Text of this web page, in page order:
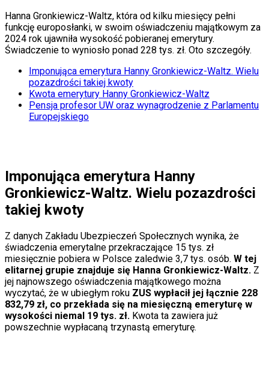
Hity internetu
Edukacja
Aktualności
Matura
Aktualności
Moda
Uroda
Porady
Święta
F1
Kolarstwo
Koszykówka
Lekkoatletyka
Nostalgia
Łamigłówki
Kartka z kalendarza
Kultowe przeboje
Porady z tamtych lat
Wtedy się działo
Silver news
Ogród
Gotowanie
Porady
Przepisy
Hanna Gronkiewicz-Waltz, która od kilku miesięcy pełni
funkcję europosłanki, w swoim oświadczeniu majątkowym za
2024 rok ujawniła wysokość pobieranej emerytury.
Świadczenie to wyniosło ponad 228 tys. zł. Oto szczegóły.
Imponująca emerytura Hanny Gronkiewicz-Waltz. Wielu
pozazdrości takiej kwoty
Kwota emerytury Hanny Gronkiewicz-Waltz
Pensja profesor UW oraz wynagrodzenie z Parlamentu
Europejskiego
Imponująca emerytura Hanny
Gronkiewicz-Waltz. Wielu pozazdrości
takiej kwoty
Z danych Zakładu Ubezpieczeń Społecznych wynika, że
świadczenia emerytalne przekraczające 15 tys. zł
miesięcznie pobiera w Polsce zaledwie 3,7 tys. osób. W tej
elitarnej grupie znajduje się Hanna Gronkiewicz-Waltz. Z
jej najnowszego oświadczenia majątkowego można
wyczytać, że w ubiegłym roku ZUS wypłacił jej łącznie 228
832,79 zł, co przekłada się na miesięczną emeryturę w
wysokości niemal 19 tys. zł. Kwota ta zawiera już
powszechnie wypłacaną trzynastą emeryturę.